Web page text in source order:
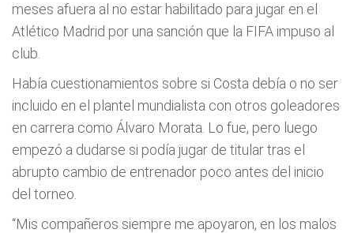
meses afuera al no estar habilitado para jugar en el
Atlético Madrid por una sanción que la FIFA impuso al
club.
Había cuestionamientos sobre si Costa debía o no ser
incluido en el plantel mundialista con otros goleadores
en carrera como Álvaro Morata. Lo fue, pero luego
empezó a dudarse si podía jugar de titular tras el
abrupto cambio de entrenador poco antes del inicio
del torneo.
“Mis compañeros siempre me apoyaron, en los malos